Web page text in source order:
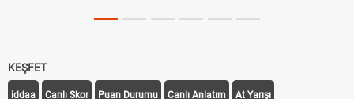
KEŞFET
iddaa Canlı Skor Puan Durumu Canlı Anlatım At Yarışı